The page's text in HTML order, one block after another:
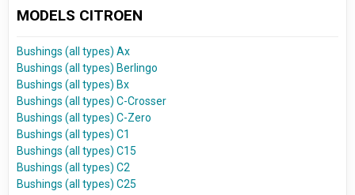
MODELS CITROEN
Bushings (all types) Ax
Bushings (all types) Berlingo
Bushings (all types) Bx
Bushings (all types) C-Crosser
Bushings (all types) C-Zero
Bushings (all types) C1
Bushings (all types) C15
Bushings (all types) C2
Bushings (all types) C25